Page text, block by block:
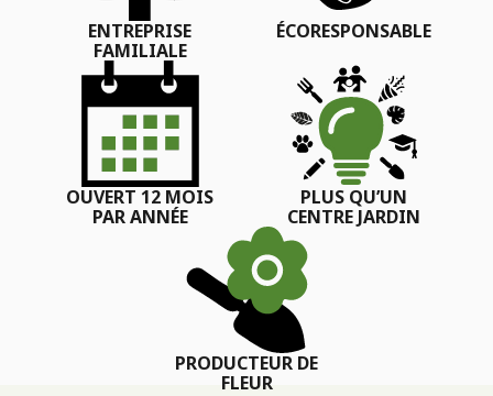
ENTREPRISE
FAMILIALE
ÉCORESPONSABLE
OUVERT 12 MOIS
PAR ANNÉE
PLUS QU’UN
CENTRE JARDIN
PRODUCTEUR DE
FLEUR